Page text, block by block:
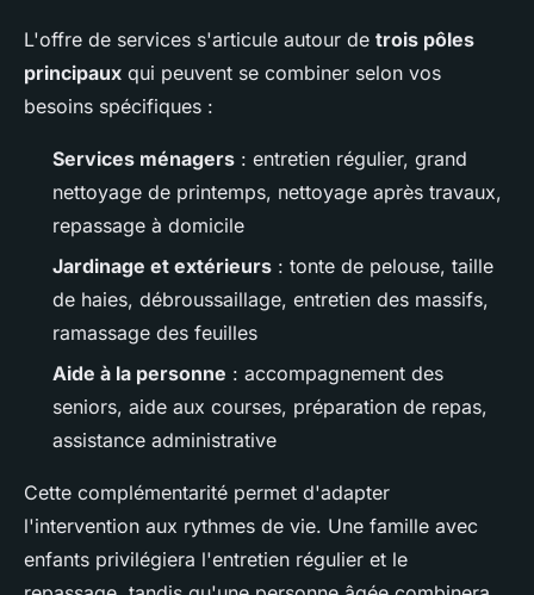
L'offre de services s'articule autour de trois pôles
principaux qui peuvent se combiner selon vos
besoins spécifiques :
Services ménagers : entretien régulier, grand
nettoyage de printemps, nettoyage après travaux,
repassage à domicile
Jardinage et extérieurs : tonte de pelouse, taille
de haies, débroussaillage, entretien des massifs,
ramassage des feuilles
Aide à la personne : accompagnement des
seniors, aide aux courses, préparation de repas,
assistance administrative
Cette complémentarité permet d'adapter
l'intervention aux rythmes de vie. Une famille avec
enfants privilégiera l'entretien régulier et le